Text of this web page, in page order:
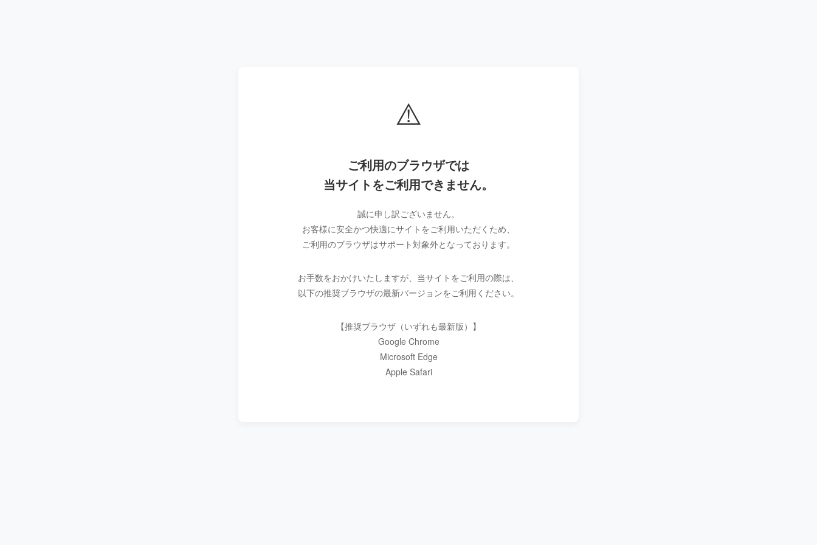
⚠️
ご利用のブラウザでは
当サイトをご利用できません。
誠に申し訳ございません。
お客様に安全かつ快適にサイトをご利用いただくため、
ご利用のブラウザはサポート対象外となっております。
お手数をおかけいたしますが、当サイトをご利用の際は、
以下の推奨ブラウザの最新バージョンをご利用ください。
【推奨ブラウザ（いずれも最新版）】
Google Chrome
Microsoft Edge
Apple Safari